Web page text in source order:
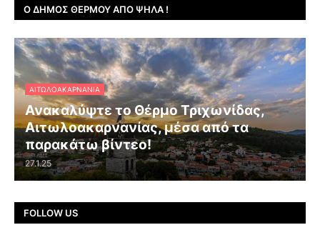
Ο ΔΉΜΟΣ ΘΈΡΜΟΥ ΑΠΌ ΨΗΛΆ !
ΑΙΤΩΛΟΑΚΑΡΝΑΝΊΑ
Ανακαλύψτε το Θέρμο Τριχωνίδας,
Αιτωλοακαρνανίας, μέσα από τα
παρακάτω βίντεο!
27.1.25
FOLLOW US